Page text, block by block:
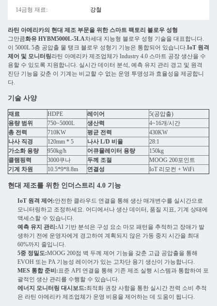
14금형 재료: 강철
라틴 아메리카의 현대 제조 부문을 위한 스마트 팩토리 블로우 성형
그만큼화유 HYBM5000L-5LA차세대 지능형 블로우 성형 기술을 대표합니다.
이 5000L 5층 공압출 물 탱크 블로우 성형기 기능은 통합되어 있습니다.IoT 원격
제어 및 모니터링라틴 아메리카 제조업체가 Industry 4.0 스마트 공장 생산을 수
용할 수 있도록 지원합니다. 실시간 데이터 분석, 예측 유지 관리 경고 및 원격
진단 기능을 갖춘 이 기계는 비교할 수 없는 운영 투명성과 효율성을 제공합니
다.
기술 사양
재료 HDPE 레이어
5(공압출)
용량 범위
750~5000L 생산력
4~16개/시간
총 전력
710KW 평균 전력
430KW
나사 직경
120mm * 5 나사 L/D 비율
28:1
가소화 용량
950kg/h 어큐뮬레이터 용량
150kg
클램핑력
3000쿠나 두께 조절
MOOG 200포인트
기계 차원
10.5*9*8.8m 연결성 IoT 리모컨 + WiFi
현대 제조를 위한 인더스트리 4.0 기능
IoT 원격 제어:안전한 클라우드 연결을 통해 생산 매개변수를 실시간으로
모니터링하고 조정하세요. 어디에서나 생산 데이터, 품질 지표, 기계 상태에
액세스할 수 있습니다.
예측 유지 관리:AI 기반 분석은 구성 요소 마모 패턴을 추적하고 장애가 발
생하기 전에 운영자에게 경고하여 계획되지 않은 가동 중지 시간을 최대
60%까지 줄입니다.
5중 정밀도:MOOG 200점 벽 두께 제어 기능을 갖춘 고급 공압출을 통해
EVOH 또는 PA 기능성 레이어가 있는 고차단 용기 생산이 가능합니다.
MES 통합 준비:표준 API 연결을 통해 기존 제조 실행 시스템과 통합하여 포
괄적인 생산 관리를 수행할 수 있습니다.
에너지 모니터링 대시보드:최적화 권장 사항을 통한 실시간 전력 소비 추적
은 라틴 아메리카 제조업체가 운영 비용을 제어하는 ​​데 도움이 됩니다.